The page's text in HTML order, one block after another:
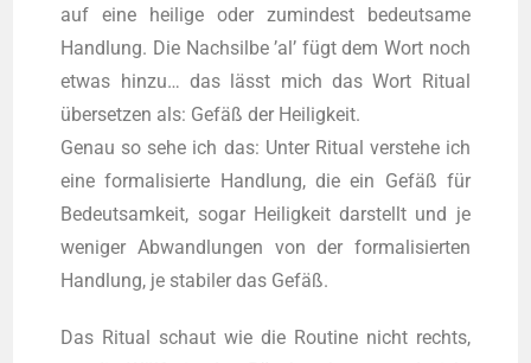
auf eine hei­li­ge oder zumin­dest bedeut­sa­me
Hand­lung. Die Nach­sil­be ’al’ fügt dem Wort noch
etwas hin­zu… das lässt mich das Wort Ritu­al
übersetzen als: Gefäß der Hei­lig­keit.
Genau so sehe ich das: Unter Ritu­al ver­ste­he ich
eine for­ma­li­sier­te Hand­lung, die ein Gefäß für
Bedeut­sam­keit, sogar Hei­lig­keit dar­stellt und je
weni­ger Abwand­lun­gen von der for­ma­li­sier­ten
Hand­lung, je sta­bi­ler das Gefäß.
Das Ritu­al schaut wie die Rou­ti­ne nicht rechts,